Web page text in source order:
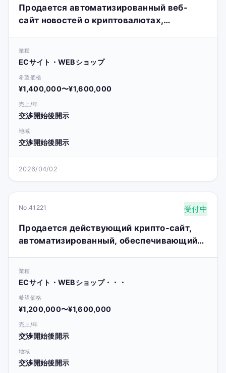
Продается автоматизированный веб-
сайт новостей о криптовалютах,
業種
ECサイト・WEBショップ
希望価格
¥1,400,000〜¥1,600,000
売上/年
交渉開始後開示
地域
交渉開始後開示
2026/04/02
No.41221 受付中
Продается действующий крипто-сайт,
автоматизированный, обеспечивающий
業種
ECサイト・WEBショップ・・・
希望価格
¥1,200,000〜¥1,600,000
売上/年
交渉開始後開示
地域
交渉開始後開示